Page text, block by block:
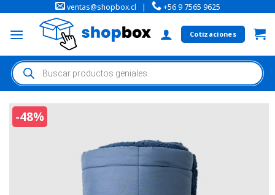
ventas@shopbox.cl | +56 9 7565 9625
Cotizaciones
-48%